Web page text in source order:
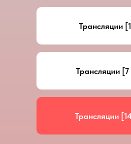
Трансляции
Трансляции
Трансляции [7